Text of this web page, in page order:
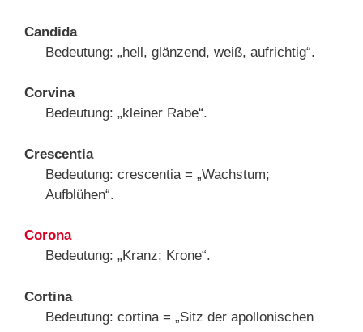
Candida
Bedeutung: „hell, glänzend, weiß, aufrichtig“.
Corvina
Bedeutung: „kleiner Rabe“.
Crescentia
Bedeutung: crescentia = „Wachstum;
Aufblühen“.
Corona
Bedeutung: „Kranz; Krone“.
Cortina
Bedeutung: cortina = „Sitz der apollonischen